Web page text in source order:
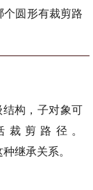
个圆形有裁剪路
构，子对象可
剪路径。
继承关系。